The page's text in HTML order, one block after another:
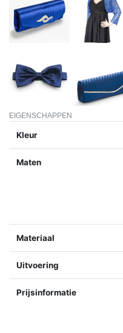
EIGENSCHAPPEN
Kleur
Maten
Materiaal
Uitvoering
Prijsinformatie